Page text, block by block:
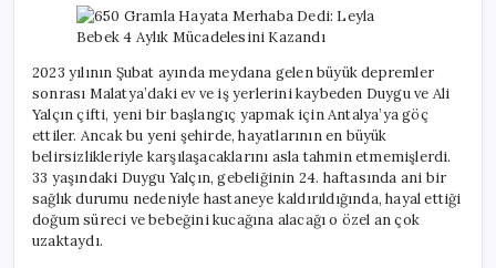
Leyla
Aylık
Mücadelesini
Kazandı
için
2023 yılının Şubat ayında meydana gelen büyük depremler
sonrası Malatya’daki ev ve iş yerlerini kaybeden Duygu ve Ali
Yalçın çifti, yeni bir başlangıç yapmak için Antalya’ya göç
ettiler. Ancak bu yeni şehirde, hayatlarının en büyük
belirsizlikleriyle karşılaşacaklarını asla tahmin etmemişlerdi.
33 yaşındaki Duygu Yalçın, gebeliğinin 24. haftasında ani bir
sağlık durumu nedeniyle hastaneye kaldırıldığında, hayal ettiği
doğum süreci ve bebeğini kucağına alacağı o özel an çok
uzaktaydı.